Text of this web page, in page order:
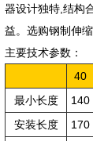
器设计独特,结构
益。选购钢制伸
主要技术参数：
40
最小长度
140
安装长度
170